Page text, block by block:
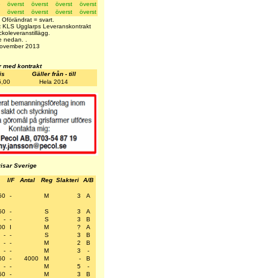
överst överst överst
överst
överst överst överst
överst
Oförändrat = svart.
Ugglarps Leveranskontrakt
nedan. .
2013
med kontrakt
Gäller från - till
Hela 2014
Sverige
I/F Antal Reg Slakteri
A/B
- M 3
A
- S 3
A
- - S 3
B
I M ?
A
- - S 3
B
- - M 2
B
- - M 3
-
- 4000 M -
B
- - M 5
-
- M 3
B